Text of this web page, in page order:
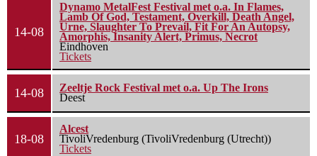
14-08
Dynamo MetalFest Festival met o.a. In Flames,
Lamb Of God, Testament, Overkill, Death Angel,
Urne, Slaughter To Prevail, Fit For An Autopsy,
Amorphis, Insanity Alert, Primus, Necrot
Eindhoven
Tickets
14-08
Zeeltje Rock Festival met o.a. Up The Irons
Deest
18-08
Alcest
TivoliVredenburg (TivoliVredenburg (Utrecht))
Tickets